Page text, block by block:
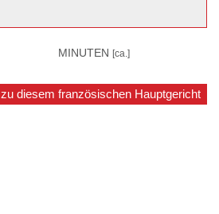
MINUTEN [ca.]
zu diesem französischen Hauptgericht